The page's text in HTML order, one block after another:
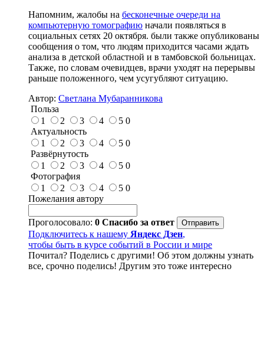
Напомним, жалобы на бесконечные очереди на
компьютерную томографию начали появляться в
социальных сетях 20 октября. были также опубликованы
сообщения о том, что людям приходится часами ждать
анализа в детской областной и в тамбовской больницах.
Также, по словам очевидцев, врачи уходят на перерывы
раньше положенного, чем усугубляют ситуацию.
Автор: Светлана Мубаранникова
Польза
1
2 3 4 5 0
Актуальность
1
2 3 4 5 0
Развёрнутость
1
2 3 4 5 0
Фотография
1
2 3 4 5 0
Пожелания автору
Проголосовало: 0 Спасибо за ответ
Подключитесь к нашему Яндекс Дзен,
чтобы быть в курсе событий в России и мире
Почитал? Поделись с другими! Об этом должны узнать
все, срочно поделись! Другим это тоже интересно